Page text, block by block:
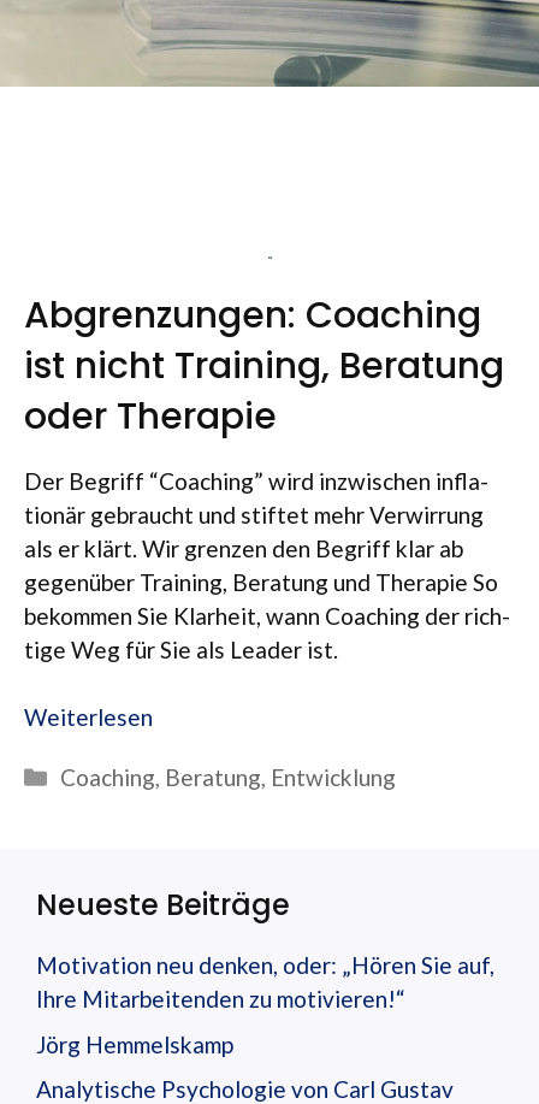
Abgrenzungen: Coaching
ist nicht Training, Beratung
oder Therapie
Der Begriff “Coa­ching” wird inzwi­schen infla­
tio­när gebraucht und stif­tet mehr Ver­wir­rung
als er klärt. Wir gren­zen den Begriff klar ab
gegen­über Trai­ning, Bera­tung und The­ra­pie So
bekom­men Sie Klar­heit, wann Coa­ching der rich­
tige Weg für Sie als Lea­der ist.
Wei­ter­le­sen
Kategorien
Coaching, Beratung, Entwicklung
Neueste Beiträge
Motivation neu denken, oder: „Hören Sie auf,
Ihre Mitarbeitenden zu motivieren!“
Jörg Hemmelskamp
Analytische Psychologie von Carl Gustav